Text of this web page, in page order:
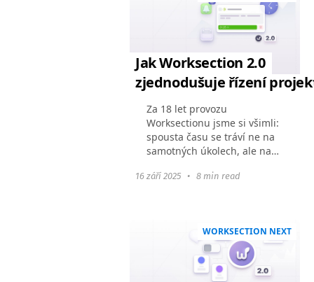
Jak Worksection 2.0
zjednodušuje řízení
Za 18 let provozu
Worksectionu jsme si všimli:
spousta času se tráví ne na
samotných úkolech, ale na
obklopují. Hledání
16 září 2025 • 8 min read
WORKSECTION NEXT